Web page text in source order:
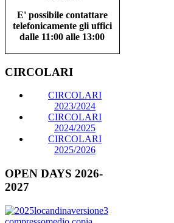
E' possibile contattare
telefonicamente gli uffici
dalle 11:00 alle 13:00
CIRCOLARI
CIRCOLARI
2023/2024
CIRCOLARI
2024/2025
CIRCOLARI
2025/2026
OPEN DAYS 2026-
2027